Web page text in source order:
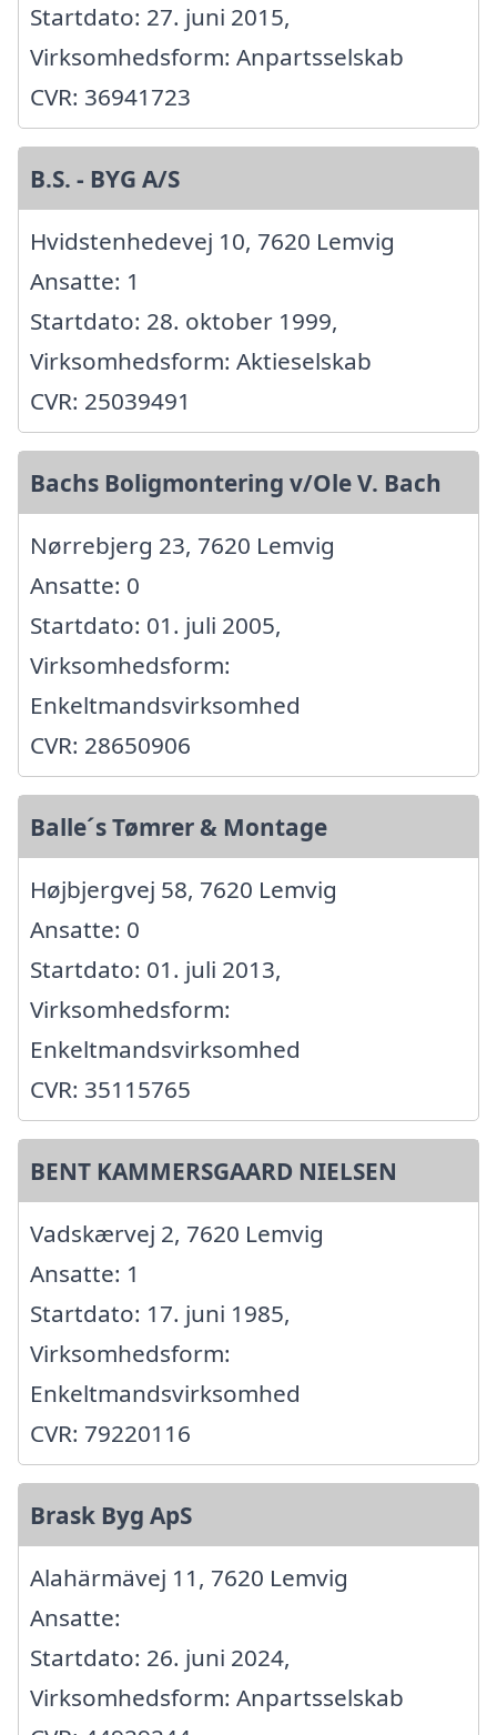
Startdato: 27. juni 2015,
Virksomhedsform: Anpartsselskab
CVR: 36941723
B.S. - BYG A/S
Hvidstenhedevej 10, 7620 Lemvig
Ansatte: 1
Startdato: 28. oktober 1999,
Virksomhedsform: Aktieselskab
CVR: 25039491
Bachs Boligmontering v/Ole V. Bach
Nørrebjerg 23, 7620 Lemvig
Ansatte: 0
Startdato: 01. juli 2005,
Virksomhedsform:
Enkeltmandsvirksomhed
CVR: 28650906
Balle´s Tømrer & Montage
Højbjergvej 58, 7620 Lemvig
Ansatte: 0
Startdato: 01. juli 2013,
Virksomhedsform:
Enkeltmandsvirksomhed
CVR: 35115765
BENT KAMMERSGAARD NIELSEN
Vadskærvej 2, 7620 Lemvig
Ansatte: 1
Startdato: 17. juni 1985,
Virksomhedsform:
Enkeltmandsvirksomhed
CVR: 79220116
Brask Byg ApS
Alahärmävej 11, 7620 Lemvig
Ansatte:
Startdato: 26. juni 2024,
Virksomhedsform: Anpartsselskab